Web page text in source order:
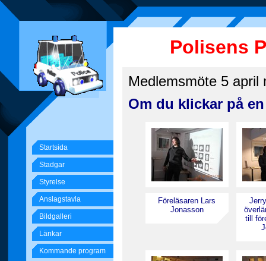
Startsida
Stadgar
Styrelse
Anslagstavla
Bildgalleri
Länkar
Kommande program
Polisens
Medlemsmöte 5 april
Om du klickar på
Föreläsaren Lars
Jonasson
till